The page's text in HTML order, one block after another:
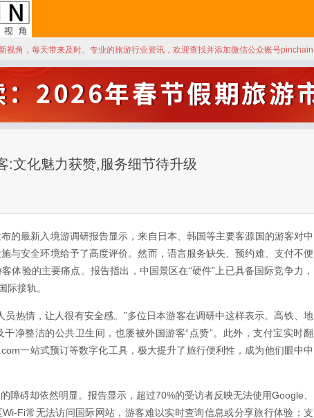
视角，每天带来及时、专业的旅游行业资讯，欢迎查找并添加微信公众账号pinchain
:文化魅力获赞,服务细节待升级
布的最新入境游调研报告显示，来自日本、韩国等主要客源国的游客对中
与安全环境给予了高度评价。然而，语言服务缺失、预约难、支付不便
体验的主要痛点。报告指出，中国景区在“硬件”上已具备国际竞争力，
际接轨。
员热情，让人很有安全感。”多位日本游客在调研中这样表示。高铁、地
净整洁的公共卫生间，也屡被外国游客“点赞”。此外，支付宝实时翻
一站式预订等数字化工具，极大提升了旅行便利性，成为他们眼中中
障碍却依然明显。报告显示，超过70%的受访者反映无法使用Google、
Fi常无法访问国际网站，游客难以实时查询信息或分享旅行体验；支